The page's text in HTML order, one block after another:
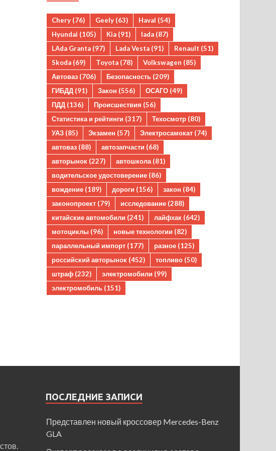
Chery (76) Geely (63) Haval (54)
Hyundai (105) Kia (91) lada (87)
LAda Granta (97) Lada Vesta (91) Renault (51)
Skoda (69) Toyota (78) Volkswagen (85)
Автоваз (706) Безопасность (209)
ГИБДД (91) Закон (556) ОСАГО (49)
ПДД (136) Происшествия (56)
Статистика и рейтинги (317) Техосмотр (80)
УАЗ (85) Экзамен (57) Электросамокат (74)
автоваз (88) автозапчасти (68)
авторынок (227) автошкола (81)
водительское удостоверение (86)
вождение (189) дороги (156) закон (84)
законопроект (79) исследование (288)
китайские автомобили (241) лайфхак (642)
мотоциклы (96) новые технологии (82)
параллельный импорт (177) разное (125)
российский авторынок (452) топливо (50)
штраф (232) электромобили (99)
электромобиль (151)
ПОСЛЕДНИЕ ЗАПИСИ
Представлен новый кроссовер Mercedes-Benz
GLA